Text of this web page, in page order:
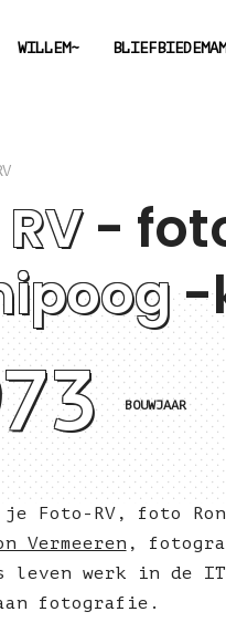
WILLEM~ BLIEFBIEDEMAM
-
-
BOUWJAAR
Foto-RV, foto Ron
Vermeeren ,
leven werk in de
fotografie.